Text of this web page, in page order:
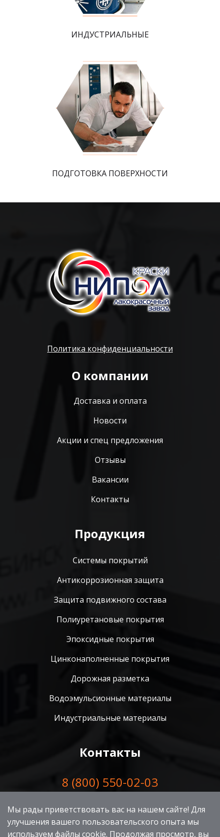
ИНДУСТРИАЛЬНЫЕ
ПОДГОТОВКА ПОВЕРХНОСТИ
Политика конфиденциальности
О компании
Доставка и оплата
Новости
Акции и спец предложения
Отзывы
Вакансии
Контакты
Продукция
Системы покрытий
Антикоррозионная защита
Защита подвижного состава
Полиуретановые покрытия
Эпоксидные покрытия
Цинконаполненные покрытия
Дорожная разметка
Водоэмульсионные материалы
Индустриальные материалы
Контакты
8 (800) 550-02-03
Адрес:454079, г. Челябинск, ул. Линейная, д.88
Мы рады приветствовать вас на нашем сайте! Для
улучшения вашего пользовательского опыта мы
используем файлы cookie. Продолжая просмотр, вы